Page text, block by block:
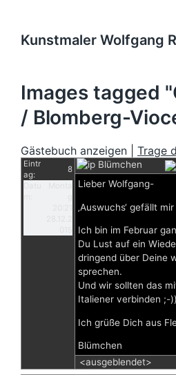
Kunstmaler Wolfgang
Images tagged
/ Blomberg-
Gästebuch anzeigen | Trage
Eintr
ag:
8
Blümchen
Lieber Wolfgang-
‚Auswuchs‘ gefällt
Ich bin im Februar
Du Lust auf ein
dringend über Deine
sprechen.
Und wir sollten das
Italiener verbinden ;-))
Ich grüße Dich aus
Blümchen
<ausgeblendet>